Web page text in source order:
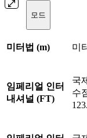
모드
미터법 (m) 미
임페리얼 인터
내셔널 (FT)
국
수